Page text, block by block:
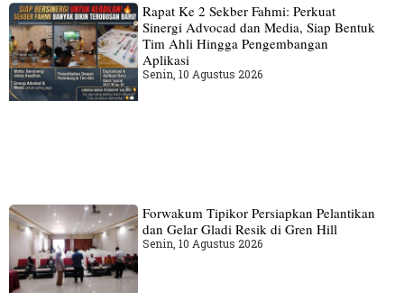
Rapat Ke 2 Sekber Fahmi: Perkuat
Sinergi Advocad dan Media, Siap Bentuk
Tim Ahli Hingga Pengembangan
Aplikasi
Senin, 10 Agustus 2026
Forwakum Tipikor Persiapkan Pelantikan
dan Gelar Gladi Resik di Gren Hill
Senin, 10 Agustus 2026